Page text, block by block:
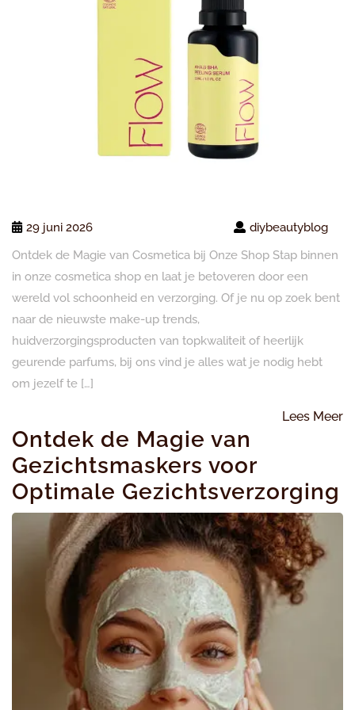
29 juni 2026
diybeautyblog
Ontdek de Magie van Cosmetica bij Onze Shop Stap binnen
in onze cosmetica shop en laat je betoveren door een
wereld vol schoonheid en verzorging. Of je nu op zoek bent
naar de nieuwste make-up trends,
huidverzorgingsproducten van topkwaliteit of heerlijk
geurende parfums, bij ons vind je alles wat je nodig hebt
om jezelf te […]
Lees Meer
Ontdek de Magie van
Gezichtsmaskers voor
Optimale Gezichtsverzorging